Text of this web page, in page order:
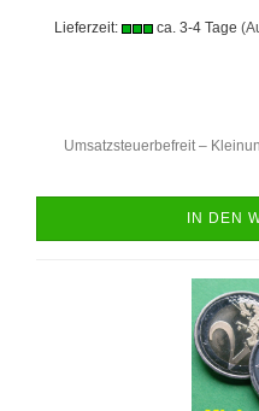
Lieferzeit: ca. 3-4 Tage
Umsatzsteuerbefreit –
IN DEN